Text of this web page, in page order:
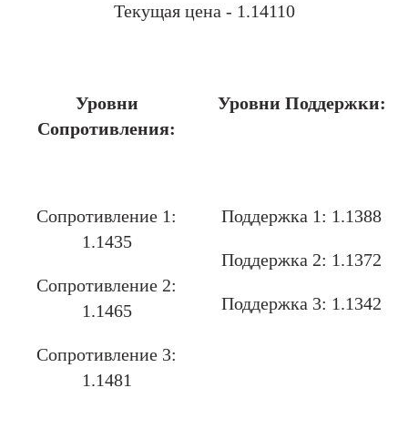
Текущая цена - 1.14110
Уровни
Сопротивления:
Уровни Поддержки:
Сопротивление 1:
1.1435
Сопротивление 2:
1.1465
Сопротивление 3:
1.1481
Поддержка 1: 1.1388
Поддержка 2: 1.1372
Поддержка 3: 1.1342